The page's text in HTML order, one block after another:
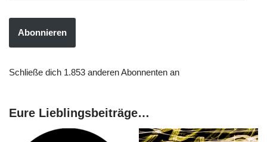
Abonnieren
Schließe dich 1.853 anderen Abonnenten an
Eure Lieblingsbeiträge…